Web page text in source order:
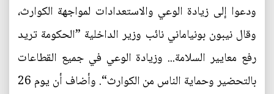
ودعوا إلى زيادة الوعي والاستعدادات لمواجهة الكوارث،
وقال نيبون بونياماني نائب وزير الداخلية ”الحكومة تريد
رفع معايير السلامة... وزيادة الوعي في جميع القطاعات
بالتحضير وحماية الناس من الكوارث“. وأضاف أن يوم 26